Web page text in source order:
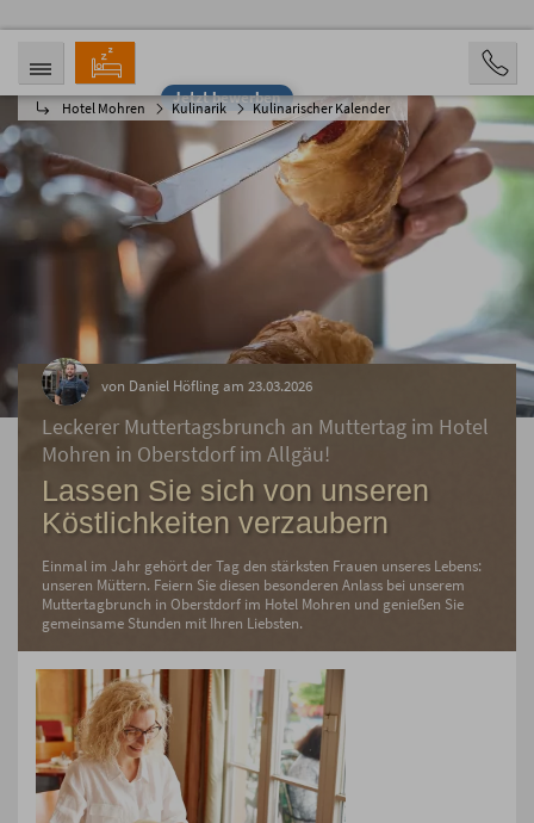
Jetzt bewerben
Hotel Mohren Kulinarik Kulinarischer Kalender
ANREISE
08.08.2026
ABREISE
13.08.2026
PERSONEN
2 Personen
BUCHEN
von Daniel Höfling am 23.03.2026
Leckerer Muttertagsbrunch an Muttertag im Hotel
Mohren in Oberstdorf im Allgäu!
Lassen Sie sich von unseren
Köstlichkeiten verzaubern
Einmal im Jahr gehört der Tag den stärksten Frauen unseres Lebens:
unseren Müttern. Feiern Sie diesen besonderen Anlass bei unserem
Muttertagbrunch in Oberstdorf im Hotel Mohren und genießen Sie
gemeinsame Stunden mit Ihren Liebsten.